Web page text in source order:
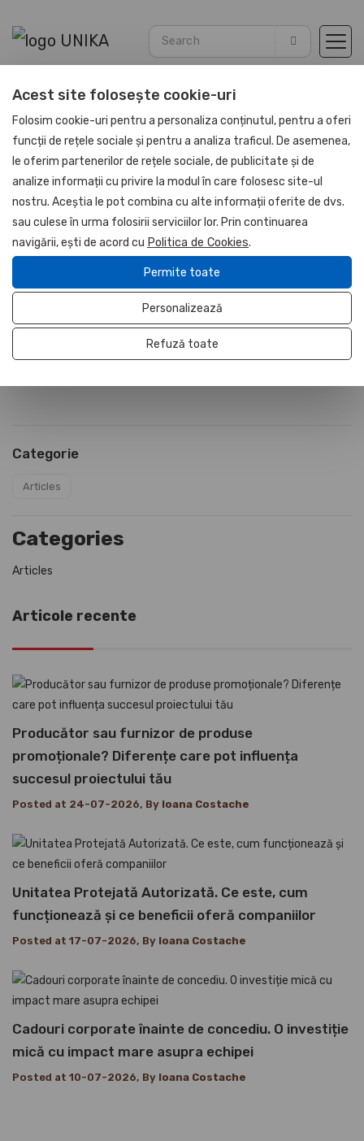
Home Blog Articles
Idei pentru motivarea
angajaților. Strategii
pentru o echipă
motivată și productivă
Categorie
Articles
Categories
Articles
Articole recente
Producător sau furnizor de produse
promoționale? Diferențe care pot influența
succesul proiectului tău
Posted at 24-07-2026, By Ioana Costache
Unitatea Protejată Autorizată. Ce este, cum
funcționează și ce beneficii oferă companiilor
Posted at 17-07-2026, By Ioana Costache
Cadouri corporate înainte de concediu. O investiție
mică cu impact mare asupra echipei
Posted at 10-07-2026, By Ioana Costache
Acest site folosește cookie-uri
Folosim cookie-uri pentru a personaliza conținutul, pentru a oferi
funcții de rețele sociale și pentru a analiza traficul. De asemenea,
le oferim partenerilor de rețele sociale, de publicitate și de
analize informații cu privire la modul în care folosesc site-ul
nostru. Aceștia le pot combina cu alte informații oferite de dvs.
sau culese în urma folosirii serviciilor lor. Prin continuarea
navigării, ești de acord cu Politica de Cookies.
Permite toate
Personalizează
Refuză toate